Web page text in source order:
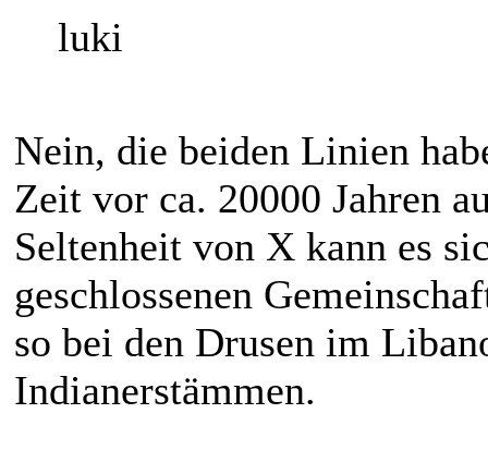
luki
Nein, die beiden Linien
Zeit vor ca. 20000 Jahren
Seltenheit von X kann es
geschlossenen
so bei den Drusen im
Indianerstämmen.